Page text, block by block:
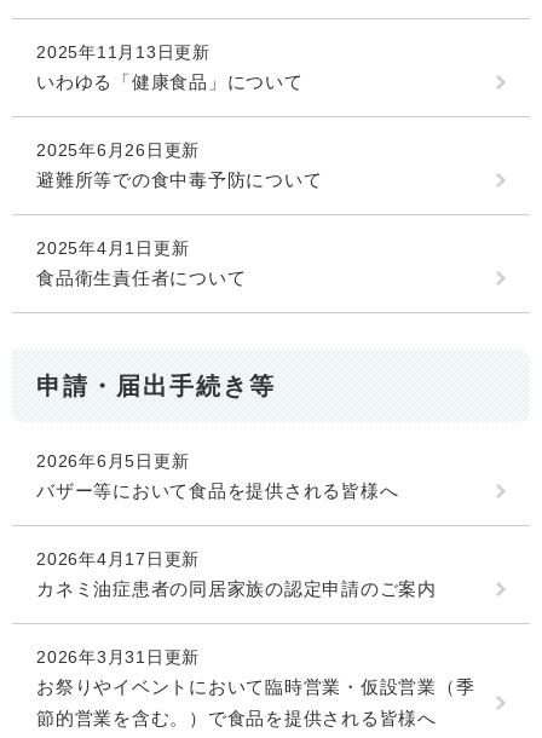
2025年11月13日更新
いわゆる「健康食品」について
2025年6月26日更新
避難所等での食中毒予防について
2025年4月1日更新
食品衛生責任者について
申請・届出手続き等
2026年6月5日更新
バザー等において食品を提供される皆様へ
2026年4月17日更新
カネミ油症患者の同居家族の認定申請のご案内
2026年3月31日更新
お祭りやイベントにおいて臨時営業・仮設営業（季
節的営業を含む。）で食品を提供される皆様へ